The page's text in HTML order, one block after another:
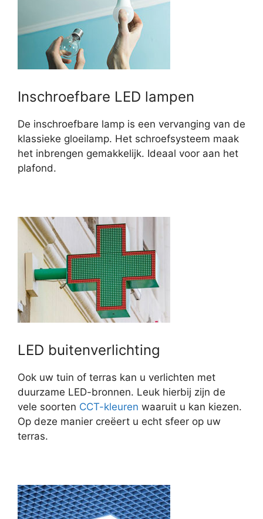
Inschroefbare LED lampen
De inschroefbare lamp is een vervanging van de
klassieke gloeilamp. Het schroefsysteem maak
het inbrengen gemakkelijk. Ideaal voor aan het
plafond.
LED buitenverlichting
Ook uw tuin of terras kan u verlichten met
duurzame LED-bronnen. Leuk hierbij zijn de
vele soorten CCT-kleuren waaruit u kan kiezen.
Op deze manier creëert u echt sfeer op uw
terras.